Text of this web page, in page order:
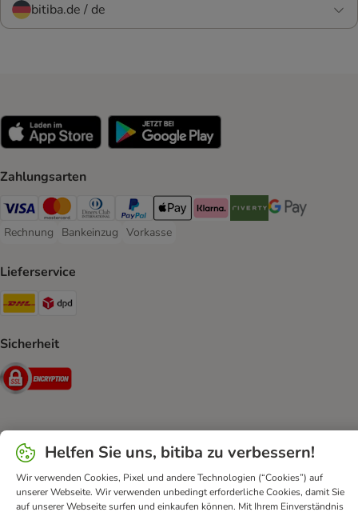
bitiba.de / de
Zahlungsarten
Visa Payment Method
Mastercard Payment Method
Diners Club Payment Method
PayPal Payment Method
Apple Pay Payment Method
Klarna Payment Method
Riverty Payment Method
Google Pay
Rechnung
Rechnung Payment Method
Bankeinzug
Bankeinzug Payment Method
Vorkasse
Vorkasse Payment Method
Lieferservice
DHL Shipping Method
Sicherheit
Security
FAQ & Kontakt
Allgemeine Geschäftsbedingungen
Datenschutz
Impressum
Digital Services Act
Versandinformationen
Zahlungsarten
Vertrag widerrufen
Helfen Sie uns, bitiba zu verbessern!
Wir verwenden Cookies, Pixel und andere Technologien (“Cookies”) auf
unserer Webseite. Wir verwenden unbedingt erforderliche Cookies, damit Sie
auf unserer Webseite surfen und einkaufen können. Mit Ihrem Einverständnis